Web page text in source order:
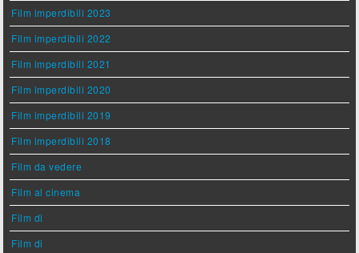
Film imperdibili 2023
Film imperdibili 2022
Film imperdibili 2021
Film imperdibili 2020
Film imperdibili 2019
Film imperdibili 2018
Film da vedere
Film al cinema
Film di
Film di